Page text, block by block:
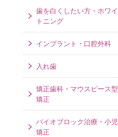
歯を白くしたい方・ホワイ
トニング
インプラント・口腔外科
入れ歯
矯正歯科・マウスピース型
矯正
バイオブロック治療・小児
矯正